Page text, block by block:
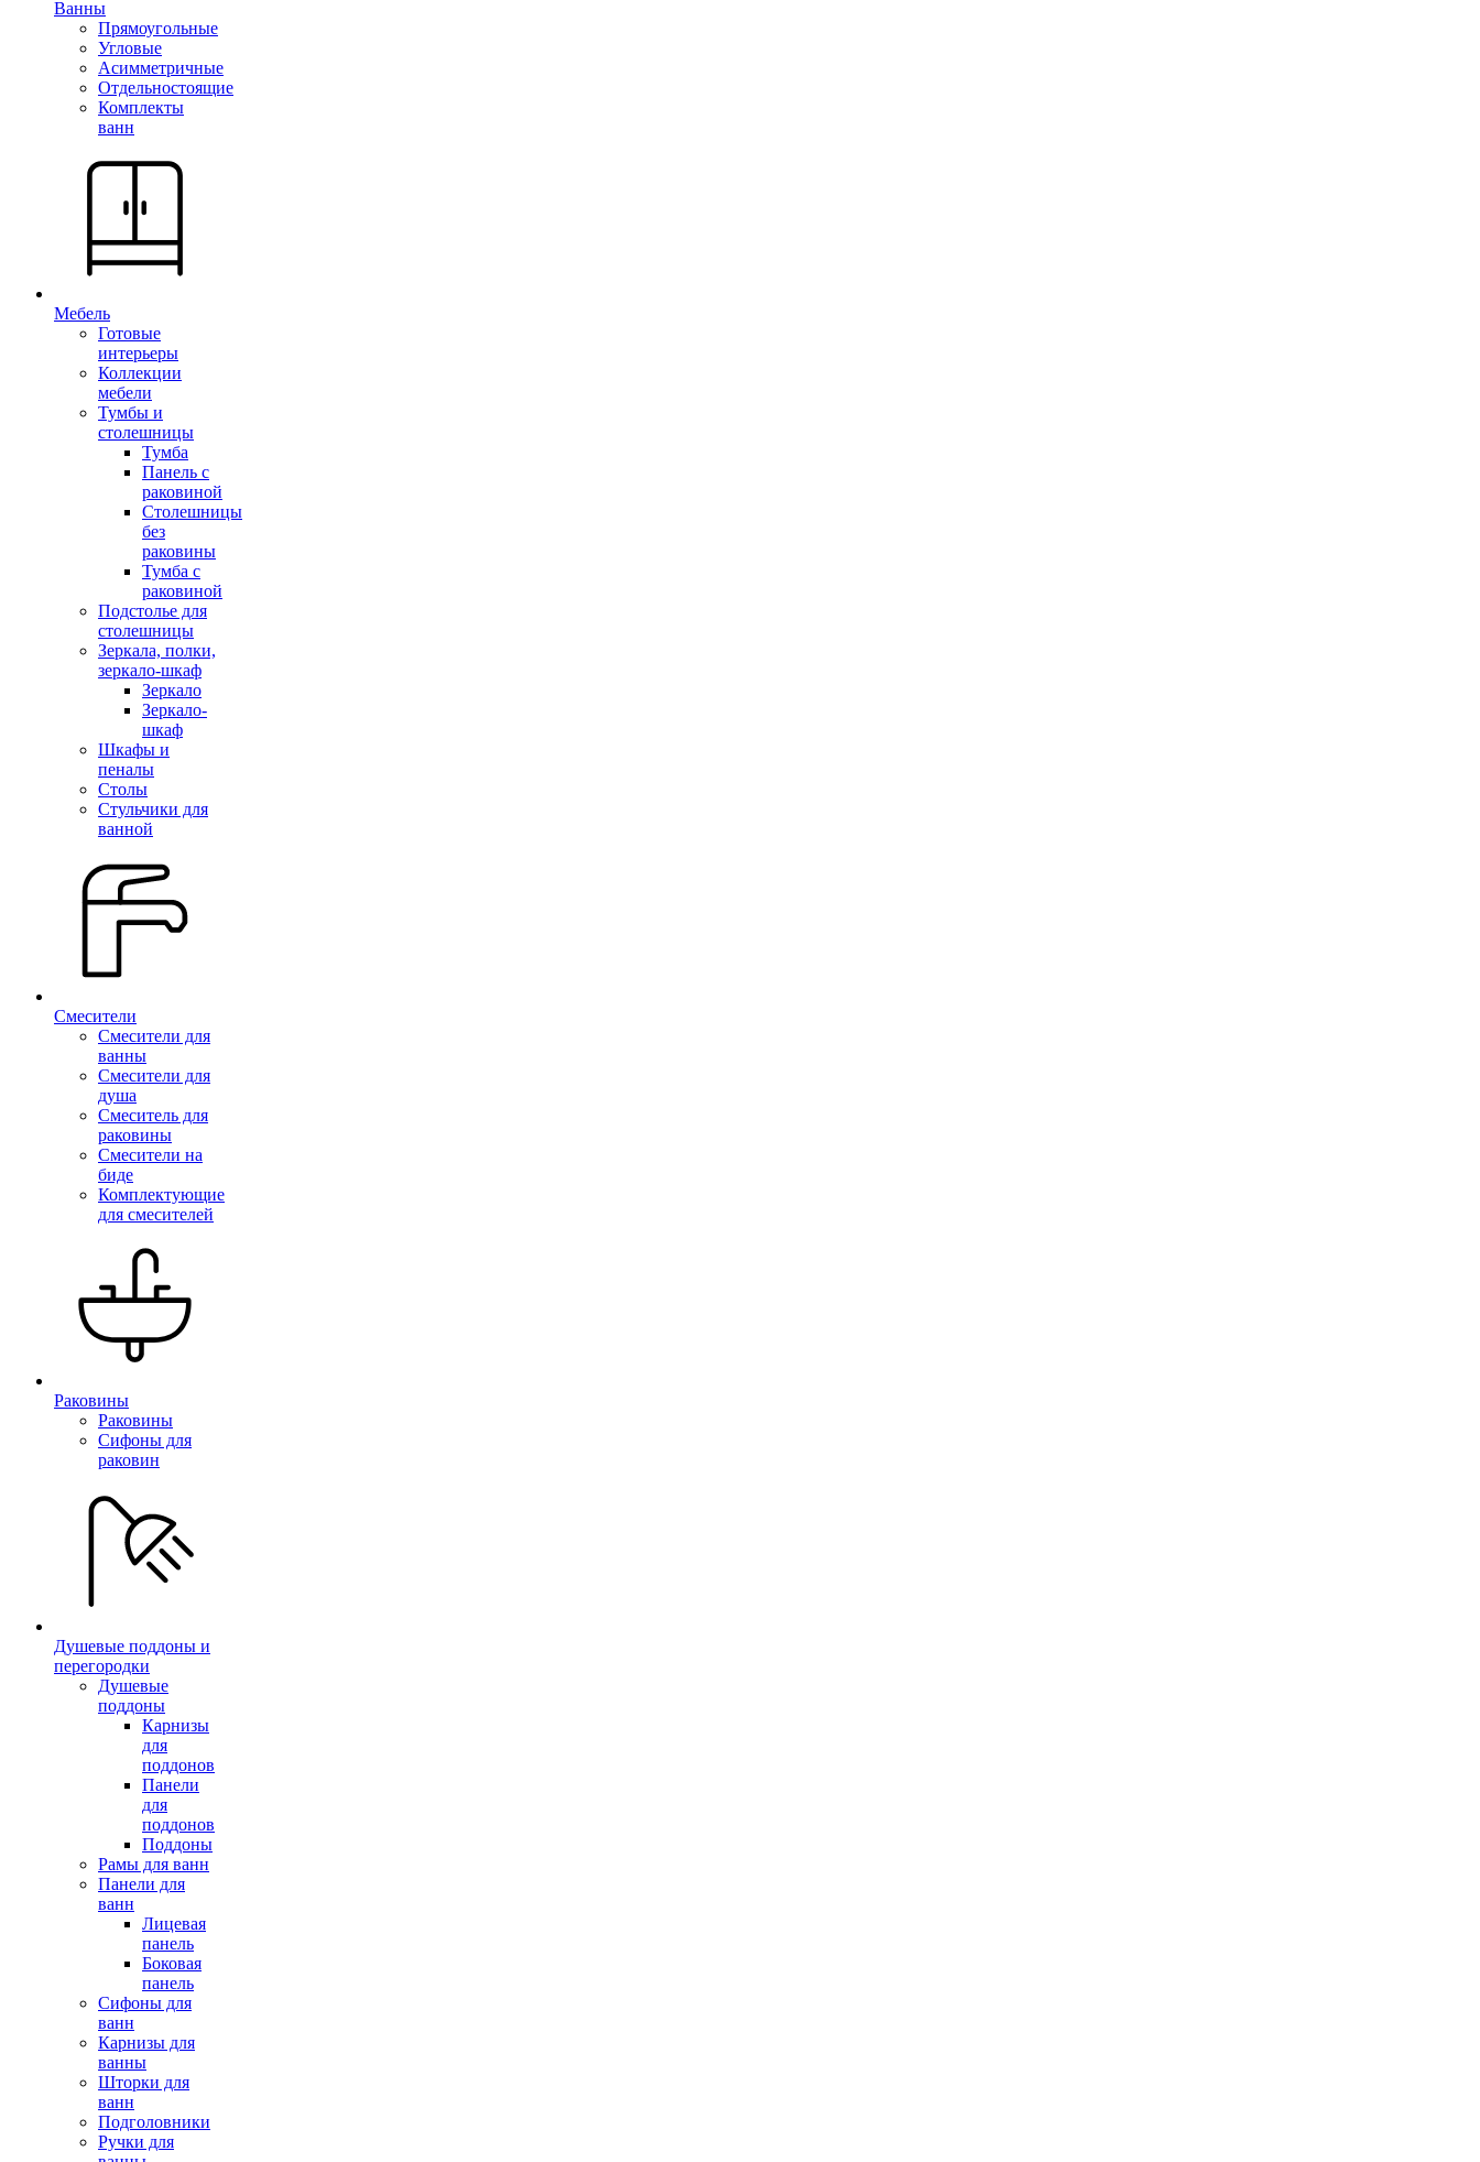
Ванны
Прямоугольные
Угловые
Асимметричные
Отдельностоящие
Комплекты
ванн
Мебель
Готовые
интерьеры
Коллекции
мебели
Тумбы и
столешницы
Тумба
Панель с
раковиной
Столешницы
без
раковины
Тумба с
раковиной
Подстолье для
столешницы
Зеркала, полки,
зеркало-шкаф
Зеркало
Зеркало-
шкаф
Шкафы и
пеналы
Столы
Стульчики для
ванной
Смесители
Смесители для
ванны
Смесители для
душа
Смеситель для
раковины
Смесители на
биде
Комплектующие
для смесителей
Раковины
Раковины
Сифоны для
раковин
Душевые поддоны и
перегородки
Душевые
поддоны
Карнизы
для
поддонов
Панели
для
поддонов
Поддоны
Рамы для ванн
Панели для
ванн
Лицевая
панель
Боковая
панель
Сифоны для
ванн
Карнизы для
ванны
Шторки для
ванн
Подголовники
Ручки для